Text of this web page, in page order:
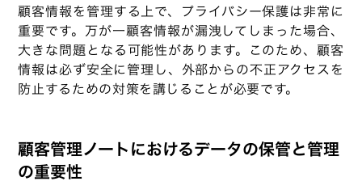
顧客情報を管理する上で、プライバシー保護は非常に
重要です。万が一顧客情報が漏洩してしまった場合、
大きな問題となる可能性があります。このため、顧客
情報は必ず安全に管理し、外部からの不正アクセスを
防止するための対策を講じることが必要です。
顧客管理ノートにおけるデータの保管と管理
の重要性